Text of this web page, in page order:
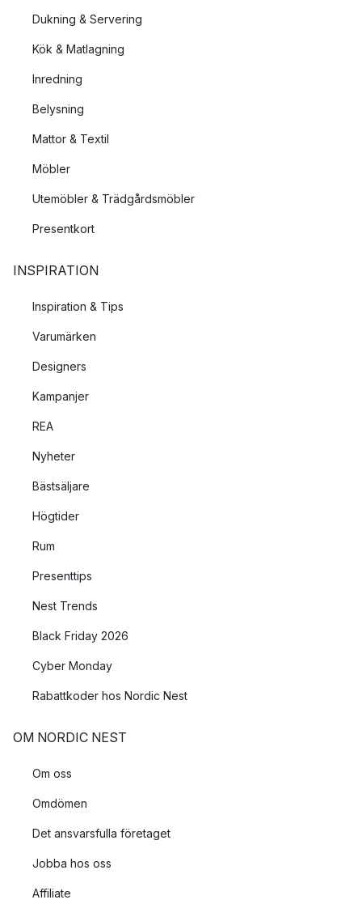
Dukning & Servering
Kök & Matlagning
Inredning
Belysning
Mattor & Textil
Möbler
Utemöbler & Trädgårdsmöbler
Presentkort
INSPIRATION
Inspiration & Tips
Varumärken
Designers
Kampanjer
REA
Nyheter
Bästsäljare
Högtider
Rum
Presenttips
Nest Trends
Black Friday 2026
Cyber Monday
Rabattkoder hos Nordic Nest
OM NORDIC NEST
Om oss
Omdömen
Det ansvarsfulla företaget
Jobba hos oss
Affiliate